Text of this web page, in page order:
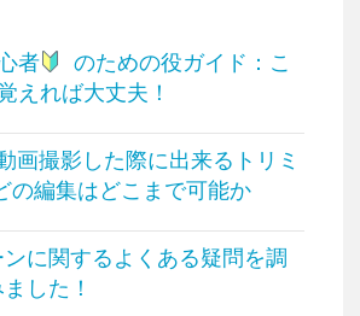
者
のための役ガイド：こ
えれば大丈夫！
画撮影した際に出来るトリミ
の編集はどこまで可能か
ンに関するよくある疑問を調
した！